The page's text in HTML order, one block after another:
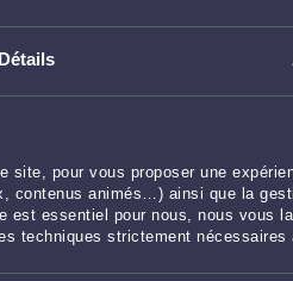
Détails
site, pour vous proposer une
contenus animés…) ainsi que la
essentiel pour nous, nous vous
techniques strictement nécessaires